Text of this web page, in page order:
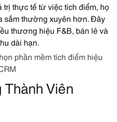
thực tế từ việc tích điểm, họ
sắm thường xuyên hơn. Đây
thương hiệu F&B, bán lẻ và
dài hạn.
phần mềm tích điểm hiệu
Viên